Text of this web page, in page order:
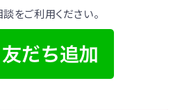
をご利用ください。